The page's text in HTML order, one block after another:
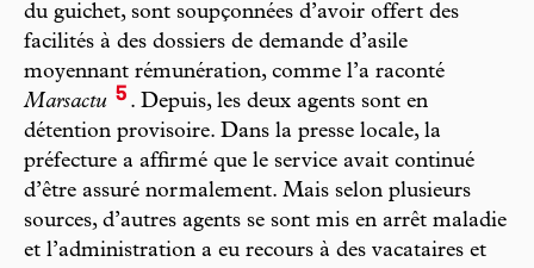
du guichet, sont soupçonnées d’avoir offert des
facilités à des dossiers de demande d’asile
moyennant rémunération, comme l’a raconté
Marsactu 5 . Depuis, les deux agents sont en
détention provisoire. Dans la presse locale, la
préfecture a affirmé que le service avait continué
d’être assuré normalement. Mais selon plusieurs
sources, d’autres agents se sont mis en arrêt maladie
et l’administration a eu recours à des vacataires et